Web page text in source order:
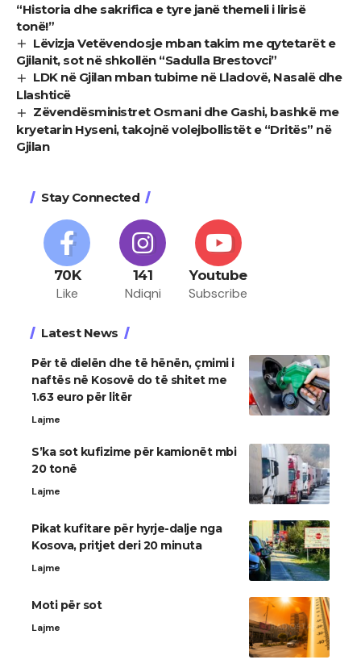
“Historia dhe sakrifica e tyre janë themeli i lirisë
tonë!”
Lëvizja Vetëvendosje mban takim me qytetarët e
Gjilanit, sot në shkollën “Sadulla Brestovci”
LDK në Gjilan mban tubime në Lladovë, Nasalë dhe
Llashticë
Zëvendësministret Osmani dhe Gashi, bashkë me
kryetarin Hyseni, takojnë volejbollistët e “Dritës” në
Gjilan
Stay Connected
70K
Like
141
Ndiqni
Youtube
Subscribe
Latest News
Për të dielën dhe të hënën, çmimi i
naftës në Kosovë do të shitet me
1.63 euro për litër
Lajme
S’ka sot kufizime për kamionët mbi
20 tonë
Lajme
Pikat kufitare për hyrje-dalje nga
Kosova, pritjet deri 20 minuta
Lajme
Moti për sot
Lajme